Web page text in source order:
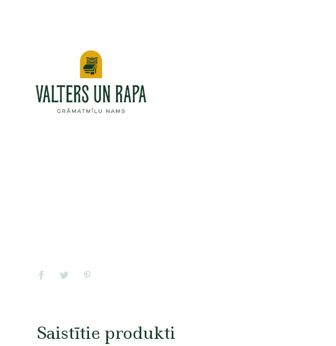
Saistītie produkti